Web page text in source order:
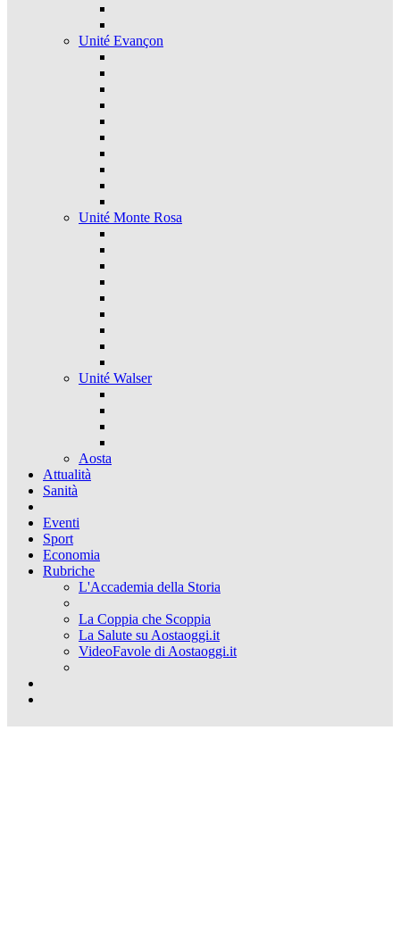
Unité Evançon
Unité Monte Rosa
Unité Walser
Aosta
Attualità
Sanità
Eventi
Sport
Economia
Rubriche
L'Accademia della Storia
La Coppia che Scoppia
La Salute su Aostaoggi.it
VideoFavole di Aostaoggi.it